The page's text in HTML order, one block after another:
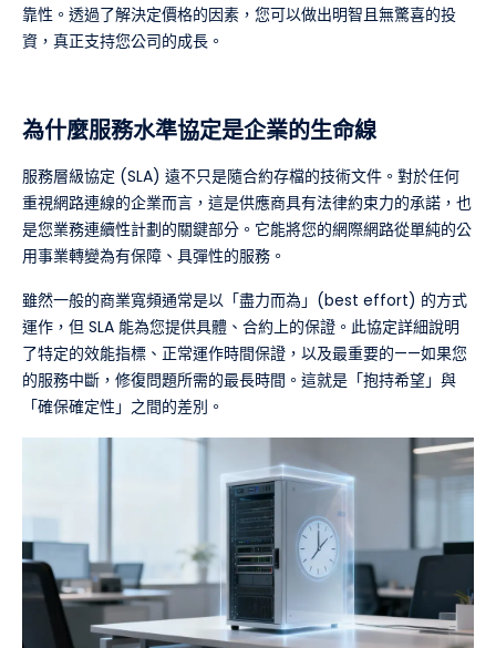
靠性。透過了解決定價格的因素，您可以做出明智且無驚喜的投
資，真正支持您公司的成長。
為什麼服務水準協定是企業的生命線
服務層級協定 (SLA) 遠不只是隨合約存檔的技術文件。對於任何
重視網路連線的企業而言，這是供應商具有法律約束力的承諾，也
是您業務連續性計劃的關鍵部分。它能將您的網際網路從單純的公
用事業轉變為有保障、具彈性的服務。
雖然一般的商業寬頻通常是以「盡力而為」(best effort) 的方式
運作，但 SLA 能為您提供具體、合約上的保證。此協定詳細說明
了特定的效能指標、正常運作時間保證，以及最重要的——如果您
的服務中斷，修復問題所需的最長時間。這就是「抱持希望」與
「確保確定性」之間的差別。